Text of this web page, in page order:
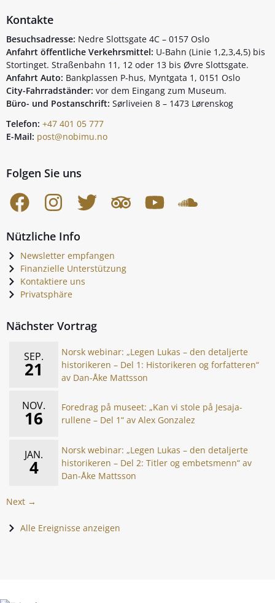
Kontakte
Besuchsadresse: Nedre Slottsgate 4C – 0157 Oslo
Anfahrt öffentliche Verkehrsmittel: U-Bahn (Linie 1,2,3,4,5) bis
Stortinget. Straßenbahn 11, 12 oder 13 bis Øvre Slottsgate.
Anfahrt Auto: Bankplassen P-hus, Myntgata 1, 0151 Oslo
City-Fahrradständer: vor dem Eingang zum Museum.
Büro- und Postanschrift: Sørliveien 8 – 1473 Lørenskog
Telefon: +47 401 05 777
E-Mail: post@nobimu.no
Folgen Sie uns
Nützliche Info
Newsletter empfangen
Finanzielle Unterstützung
Kontaktiere uns
Privatsphäre
Nächster Vortrag
SEP.
21
Norsk webinar: „Legen Lukas – den detaljerte
historikeren – Del 1: Historikeren og forfatteren“
av Dan-Åke Mattsson
NOV.
16
Foredrag på museet: „Kan vi stole på Jesaja-
rullene – Del 1“ av Alex Gonzalez
JAN.
4
Norsk webinar: „Legen Lukas – den detaljerte
historikeren – Del 2: Titler og embetsmenn“ av
Dan-Åke Mattsson
Next →
Alle Ereignisse anzeigen